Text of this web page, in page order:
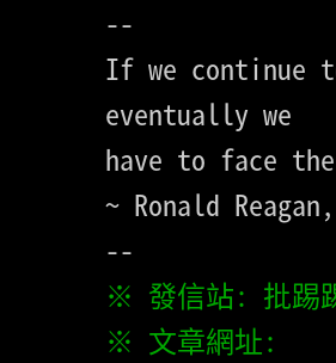
--
If we continue
eventually we
have to face
~ Ronald
※ 文章網址: